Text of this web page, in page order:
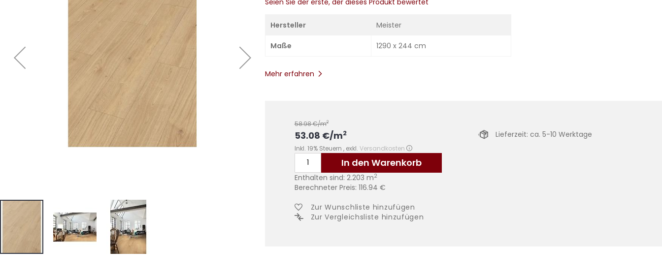
Hersteller Meister
Maße 1290 x 244 cm
Mehr erfahren
58.98€/m2
53.08 €/m2
Inkl. 19% Steuern , exkl. Versandkosten
In den Warenkorb
Enthalten sind: 2.203 m2
Berechneter Preis: 116.94 €
Lieferzeit: ca. 5-10 Werktage
Zur Wunschliste hinzufügen
Zur Vergleichsliste hinzufügen